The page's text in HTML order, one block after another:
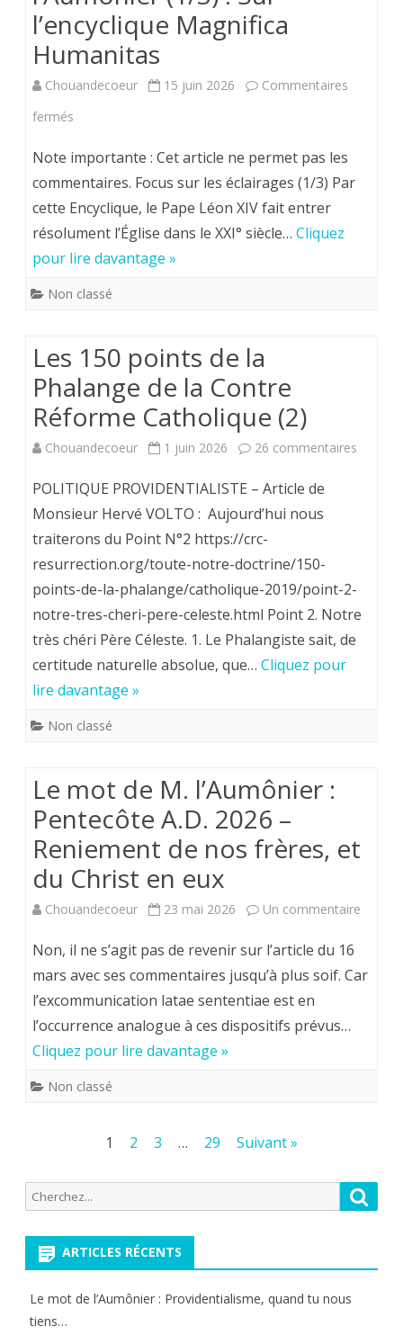
l’encyclique
Magnifica
l’encyclique Magnifica
Humanitas
Chouandecoeur 15 juin 2026
Commentaires
fermés
Mot
de
Monsieur
Sur
l’encyclique
Magnifica
Note importante : Cet article ne permet pas les
commentaires. Focus sur les éclairages (1/3) Par
cette Encyclique, le Pape Léon XIV fait entrer
résolument l’Église dans le XXI° siècle… Cliquez
pour lire davantage »
Non classé
Les 150 points de la
Phalange de la Contre
Réforme Catholique (2)
Chouandecoeur 1 juin 2026 26 commentaires
POLITIQUE PROVIDENTIALISTE – Article de
Monsieur Hervé VOLTO : Aujourd’hui nous
traiterons du Point N°2 https://crc-
resurrection.org/toute-notre-doctrine/150-
points-de-la-phalange/catholique-2019/point-2-
notre-tres-cheri-pere-celeste.html Point 2. Notre
très chéri Père Céleste. 1. Le Phalangiste sait, de
certitude naturelle absolue, que… Cliquez pour
lire davantage »
Non classé
Le mot de M. l’Aumônier :
Pentecôte A.D. 2026 –
Reniement de nos frères, et
du Christ en eux
Chouandecoeur 23 mai 2026 Un commentaire
mot
2026
Non, il ne s’agit pas de revenir sur l’article du 16
mars avec ses commentaires jusqu’à plus soif. Car
l’excommunication latae sententiae est en
l’occurrence analogue à ces dispositifs prévus…
Cliquez pour lire davantage »
Non classé
publications
1 2 3 … 29 Suivant »
Recherche
pour:
ARTICLES RÉCENTS
Le mot de l’Aumônier : Providentialisme, quand tu nous
tiens…